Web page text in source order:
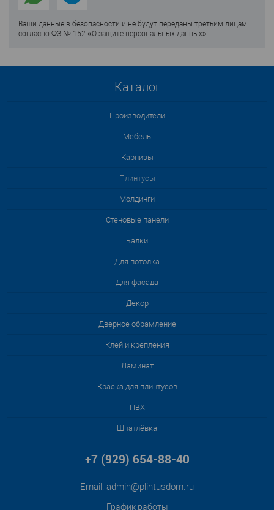
Ваши данные в безопасности и не будут переданы третьим лицам
согласно ФЗ № 152 «О защите персональных данных»
Каталог
Производители
Мебель
Карнизы
Плинтусы
Молдинги
Стеновые панели
Балки
Для потолка
Для фасада
Декор
Дверное обрамление
Клей и крепления
Ламинат
Краска для плинтусов
ПВХ
Шпатлёвка
+7 (929) 654-88-40
Email: admin@plintusdom.ru
График работы